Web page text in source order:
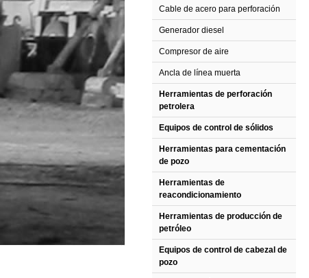
Cable de acero para perforación
Generador diesel
Compresor de aire
Ancla de línea muerta
Herramientas de perforación
petrolera
Equipos de control de sólidos
Herramientas para cementación
de pozo
Herramientas de
reacondicionamiento
Herramientas de producción de
petróleo
Equipos de control de cabezal de
pozo